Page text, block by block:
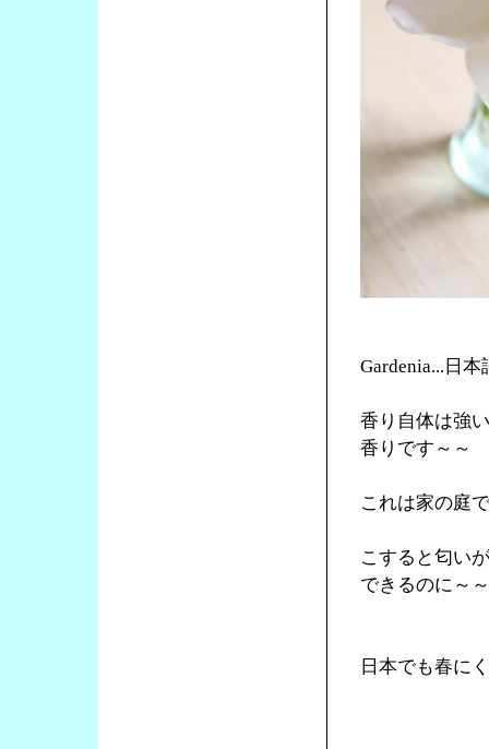
Gardenia...日
香り自体は強
香りです～～
これは家の庭
こすると匂い
できるのに～
日本でも春に